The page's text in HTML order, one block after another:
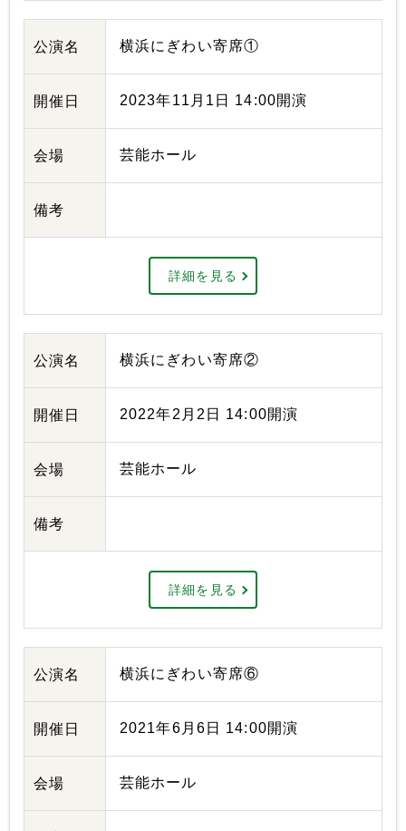
公演名 横浜にぎわい寄席①
開催日 2023年11月1日 14:00開演
会場 芸能ホール
備考
詳細を見る
公演名 横浜にぎわい寄席②
開催日 2022年2月2日 14:00開演
会場 芸能ホール
備考
詳細を見る
公演名 横浜にぎわい寄席⑥
開催日 2021年6月6日 14:00開演
会場 芸能ホール